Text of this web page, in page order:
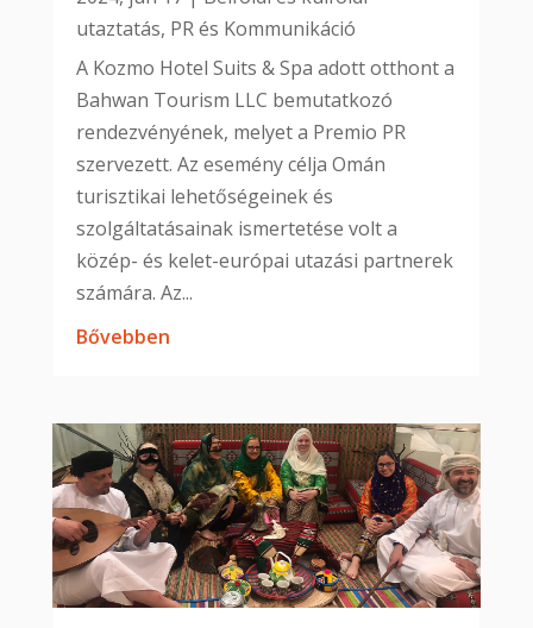
utaztatás, PR és Kommunikáció
A Kozmo Hotel Suits & Spa adott otthont a
Bahwan Tourism LLC bemutatkozó
rendezvényének, melyet a Premio PR
szervezett. Az esemény célja Omán
turisztikai lehetőségeinek és
szolgáltatásainak ismertetése volt a
közép- és kelet-európai utazási partnerek
számára. Az...
bővebben